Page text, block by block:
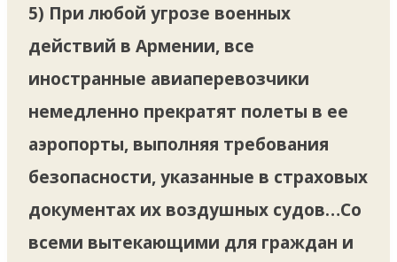
5) При любой угрозе военных
действий в Армении, все
иностранные авиаперевозчики
немедленно прекратят полеты в ее
аэропорты, выполняя требования
безопасности, указанные в страховых
документах их воздушных судов…Со
всеми вытекающими для граждан и